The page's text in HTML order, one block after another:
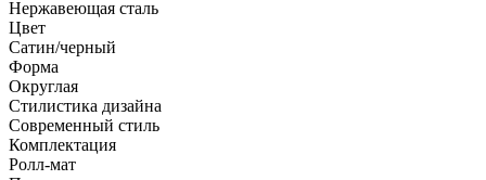
Нержавеющая сталь
Цвет
Сатин/черный
Форма
Округлая
Стилистика дизайна
Современный стиль
Комплектация
Ролл-мат